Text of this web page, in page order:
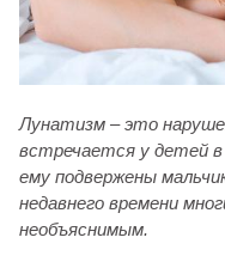
Лунатизм – это
встречается у детей
ему подвержены
недавнего времени
необъяснимым.